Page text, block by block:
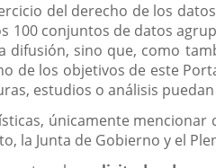
del derecho de los
100 conjuntos de datos
difusión, sino que, como
de los objetivos de este
estudios o análisis
únicamente
la Junta de Gobierno y el